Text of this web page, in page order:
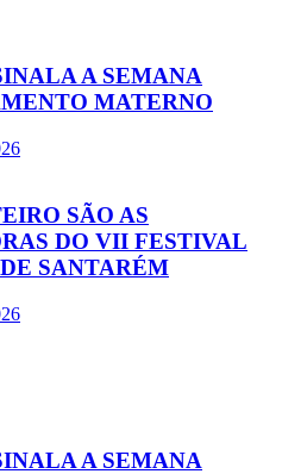
A SEMANA
MATERNO
SÃO AS
DO VII FESTIVAL
SANTARÉM
A SEMANA